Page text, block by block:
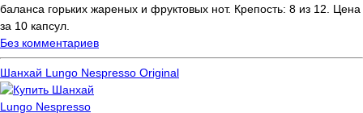
баланса горьких жареных и фруктовых нот. Крепость: 8 из 12. Цена
за 10 капсул.
Без комментариев
Шанхай Lungo Nespresso Original